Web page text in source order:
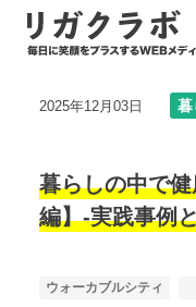
2025年12月03日 暮
暮らしの中で
編】-実践事例
ウォーカブルシティ